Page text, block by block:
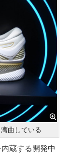
曲している
蔵する開発中